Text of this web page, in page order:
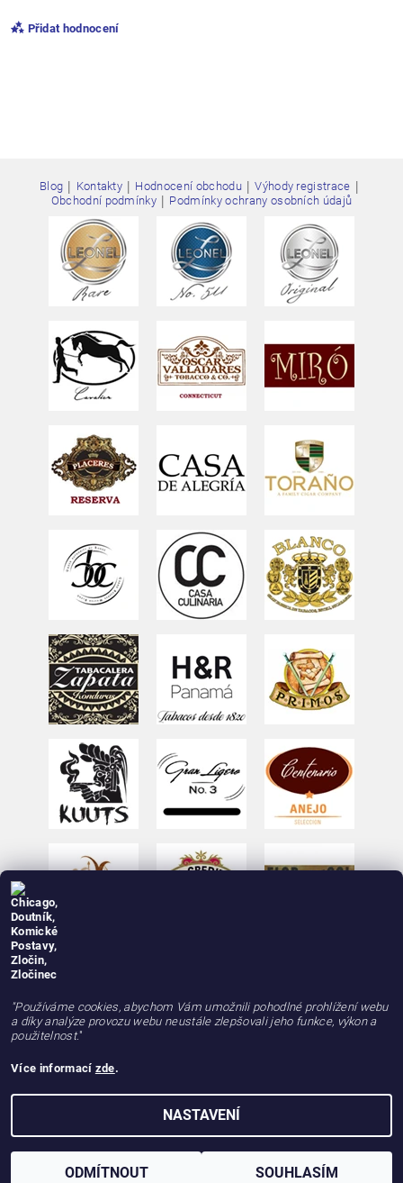
Přidat hodnocení
podmínkami ochrany
Blog | Kontakty | Hodnocení obchodu | Výhody registrace |
Obchodní podmínky | Podmínky ochrany osobních údajů
2026 © deLAMOTT, e-shop - doutniky24.cz, doutníky se zárukou 100% kvality, rychle a
Vytvořil Shoptet
"Používáme cookies, abychom Vám umožnili pohodlné prohlížení webu
a díky analýze provozu webu neustále zlepšovali jeho funkce, výkon a
použitelnost."
Více informací zde.
NASTAVENÍ
ODMÍTNOUT SOUHLASÍM